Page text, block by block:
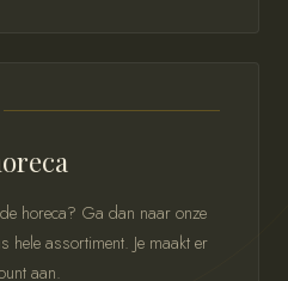
horeca? Ga dan naar onze
hele assortiment. Je maakt er
aan.